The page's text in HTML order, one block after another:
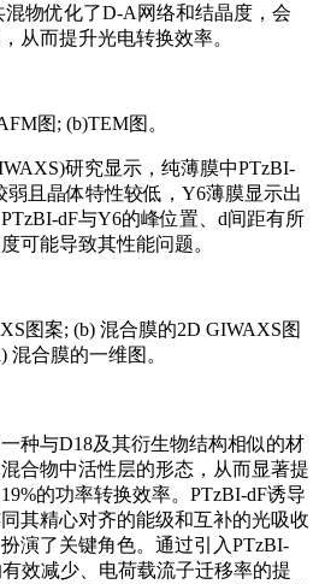
混物优化了D-A网络和结晶度，会
从而提升光电转换效率。
图; (b)TEM图。
研究显示，纯薄膜中PTzBI-
弱且晶体特性较低，Y6薄膜显示出
dF与Y6的峰位置、d间距有所
可能导致其性能问题。
图案; (b) 混合膜的2D GIWAXS图
混合膜的一维图。
种与D18及其衍生物结构相似的材
合物中活性层的形态，从而显著提
的功率转换效率。PTzBI-dF诱导
其精心对齐的能级和互补的光吸收
演了关键角色。通过引入PTzBI-
效减少、电荷载流子迁移率的提